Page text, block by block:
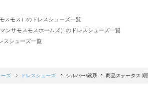
スモス）のドレスシューズ一覧
ンサモスモスホームズ）のドレスシューズ一覧
スシューズ一覧
サモスモス ブルー）のドレスシューズ一覧
ーズ ドレスシューズ シルバー/銀系 商品ステータス: